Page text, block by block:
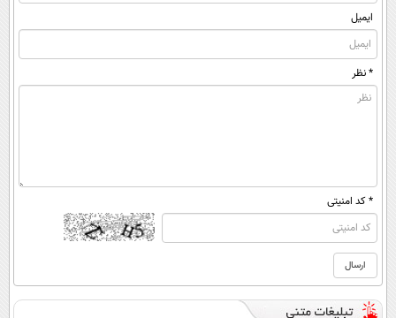
ایمیل
* نظر
* کد امنیتی